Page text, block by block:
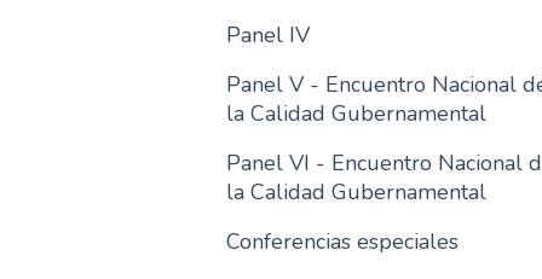
Panel IV
Panel V - Encuentro Nacional
la Calidad Gubernamental
Panel VI - Encuentro Nacional
la Calidad Gubernamental
Conferencias especiales